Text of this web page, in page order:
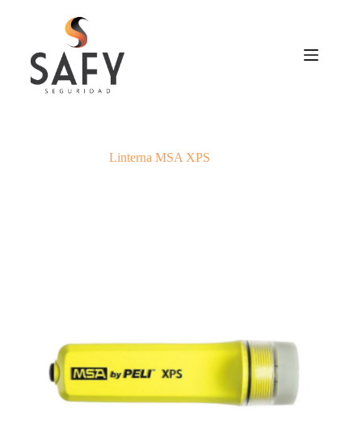
Linterna MSA XPS